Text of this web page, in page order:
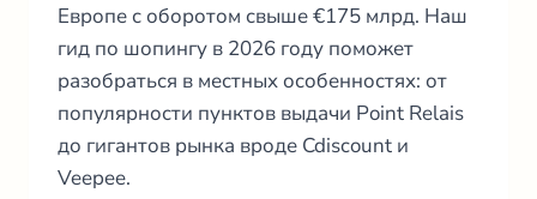
Европе с оборотом свыше €175 млрд. Наш
гид по шопингу в 2026 году поможет
разобраться в местных особенностях: от
популярности пунктов выдачи Point Relais
до гигантов рынка вроде Cdiscount и
Veepee.